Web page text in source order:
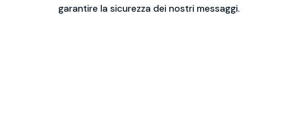
garantire la sicurezza dei nostri messaggi.